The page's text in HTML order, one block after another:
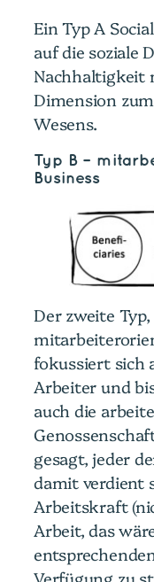
Ein Typ A
auf die soziale
Nachhaltigkeit
Dimension
Wesens.
Typ B –
Business
Der zweite Typ,
fokussiert sich
Arbeiter und
auch die
gesagt, jeder
damit verdient
Arbeitskraft
Arbeit, das